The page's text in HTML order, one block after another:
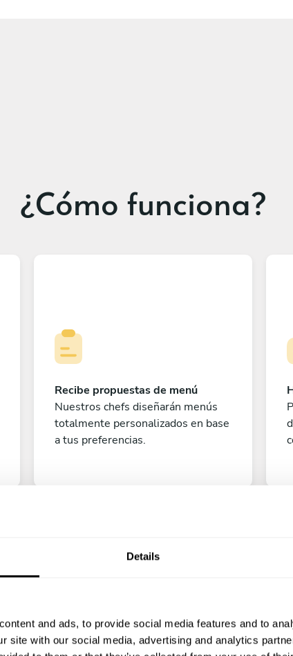
Details
and ads, to provide social media features and to
site with our social media, advertising and analytics
¿Cómo funciona?
Recibe propuestas de menú
Nuestros chefs diseñarán menús
totalmente personalizados en base
a tus preferencias.
¡A disfrutar!